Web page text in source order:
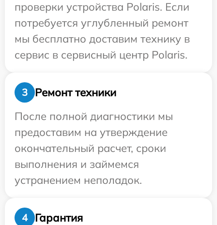
проверки устройства Polaris. Если
потребуется углубленный ремонт
мы бесплатно доставим технику в
сервис в сервисный центр Polaris.
3
Ремонт техники
После полной диагностики мы
предоставим на утверждение
окончательный расчет, сроки
выполнения и займемся
устранением неполадок.
4
Гарантия